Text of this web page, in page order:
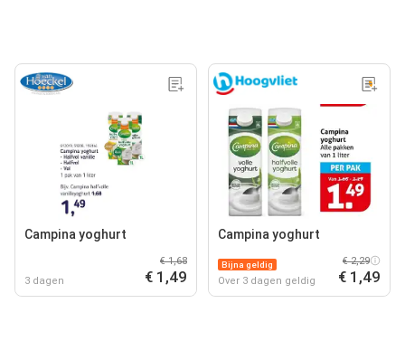
Campina yoghurt
3 dagen
€ 1,68
€ 1,49
Campina yoghurt
Bijna geldig
Over 3 dagen geldig
€ 2,29
€ 1,49